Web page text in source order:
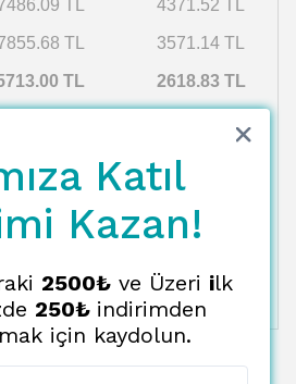
TL 4371.52 TL
TL 3571.14 TL
TL 2618.83 TL
2383.94 TL
TL 2168.27 TL
TL 1997.84 TL
TL 1860.45 TL
TL 1747.99 TL
Katıl
Kazan!
2500₺ve Üzeri ilk
250₺ indirimden
için kaydolun.